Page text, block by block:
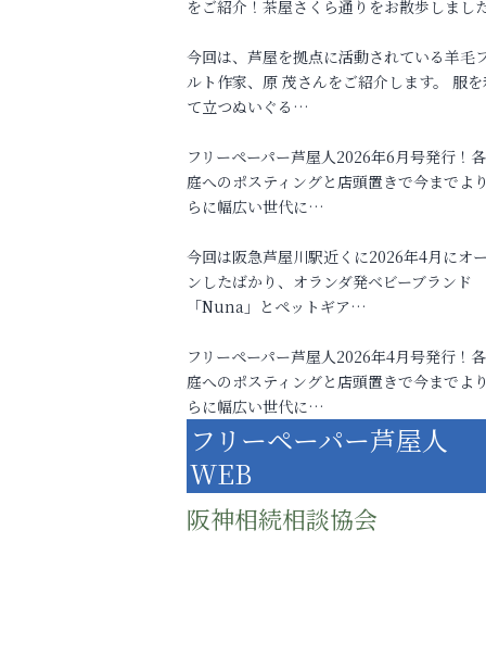
をご紹介！茶屋さくら通りをお散歩しまし
今回は、芦屋を拠点に活動されている羊毛
ルト作家、原 茂さんをご紹介します。 服を
て立つぬいぐる…
フリーペーパー芦屋人2026年6月号発行！
庭へのポスティングと店頭置きで今までよ
らに幅広い世代に…
今回は阪急芦屋川駅近くに2026年4月にオ
ンしたばかり、オランダ発ベビーブランド
「Nuna」とペットギア…
フリーペーパー芦屋人2026年4月号発行！
庭へのポスティングと店頭置きで今までよ
らに幅広い世代に…
フリーペーパー芦屋人
WEB
阪神相続相談協会